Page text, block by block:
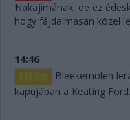
Nakajimának, de ez
hogy fájdalmasan közel
14:46
Bleekemolen
kapujában a Keating Ford.